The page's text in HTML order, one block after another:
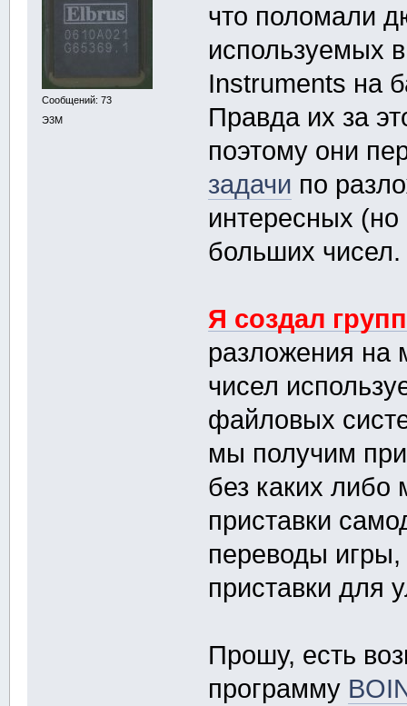
Сообщений: 73
Э3М
что поломали
используемых
Instruments на
Правда их за
поэтому они
задачи по
интересных
больших чисел.
Я создал
разложения на
чисел
файловых
мы получим
без каких либо
приставки
переводы
приставки для
Прошу, есть
программу